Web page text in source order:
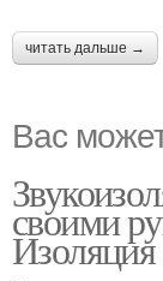
читать дальше →
Вас
своими
Изоляция